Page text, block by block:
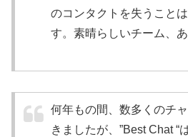
のコンタクトを失うこと
す。素晴らしいチーム、
何年もの間、数多くのチ
きましたが、”Best Chat “